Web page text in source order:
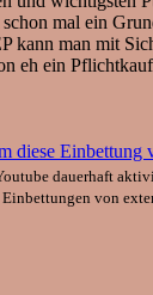
schon mal ein
kann man mit
eh ein
diese Einbettung
dauerhaft
von